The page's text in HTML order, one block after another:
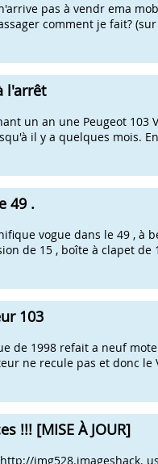
pas à vendr ema
comment je fait?
l'arrêt
un an une Peugeot
il y a quelques mois.
49 .
vogue dans le 49 , à
de 15 , boîte à clapet de
103
de 1998 refait a neuf
ne recule pas et donc le
!!! [MISE À JOUR]
img528.imageshack.